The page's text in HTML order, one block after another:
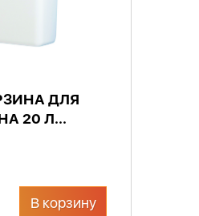
ДЛЯ
20 Л...
В корзину